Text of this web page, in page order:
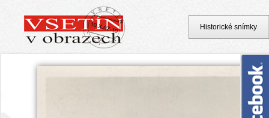
Historické snímky